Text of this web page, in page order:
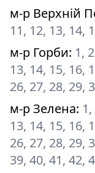
м-р Верхній
11, 12, 13, 14,
м-р Горби: 1,
13, 14, 15, 16,
26, 27, 28, 29,
м-р Зелена:
13, 14, 15, 16,
26, 27, 28, 29,
39, 40, 41, 42,